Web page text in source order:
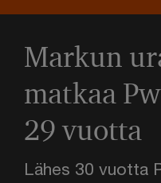
Markun
matkaa
29 vuotta
Lähes 30 vuotta